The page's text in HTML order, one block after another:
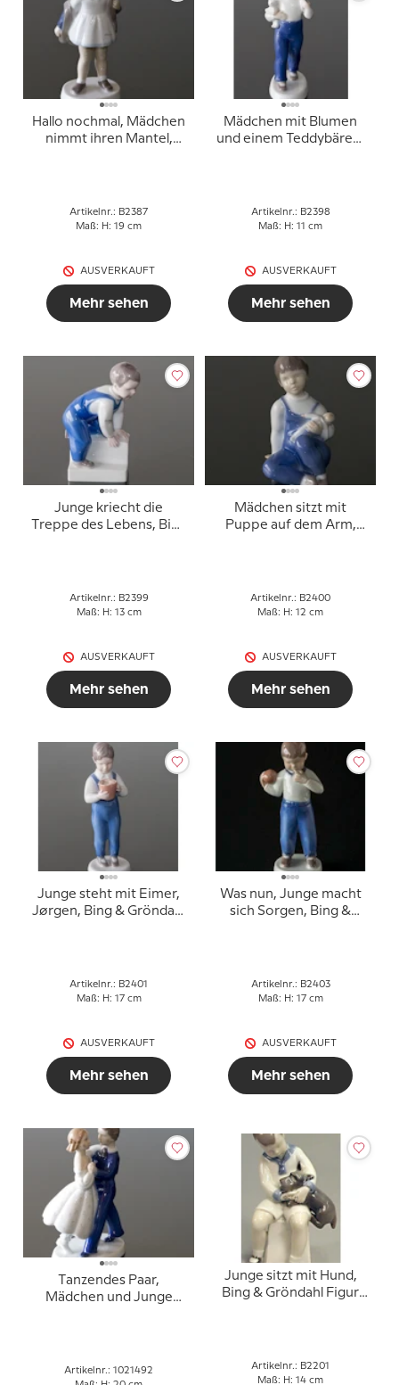
Hallo nochmal, Mädchen
nimmt ihren Mantel,
Artikelnr.: B2387
Maß: H: 19 cm
AUSVERKAUFT
Mehr sehen
Mädchen mit Blumen
und einem Teddybären,
Artikelnr.: B2398
Maß: H: 11 cm
AUSVERKAUFT
Mehr sehen
Junge kriecht die
Treppe des Lebens, Bing
Artikelnr.: B2399
Maß: H: 13 cm
AUSVERKAUFT
Mehr sehen
Mädchen sitzt mit
Puppe auf dem Arm,
Artikelnr.: B2400
Maß: H: 12 cm
AUSVERKAUFT
Mehr sehen
Junge steht mit Eimer,
Jørgen, Bing & Gröndahl
Artikelnr.: B2401
Maß: H: 17 cm
AUSVERKAUFT
Mehr sehen
Was nun, Junge macht
sich Sorgen, Bing &
Artikelnr.: B2403
Maß: H: 17 cm
AUSVERKAUFT
Mehr sehen
Tanzendes Paar,
Mädchen und Junge
Artikelnr.: 1021492
Junge sitzt mit Hund,
Bing & Gröndahl Figur
Artikelnr.: B2201
Maß: H: 14 cm